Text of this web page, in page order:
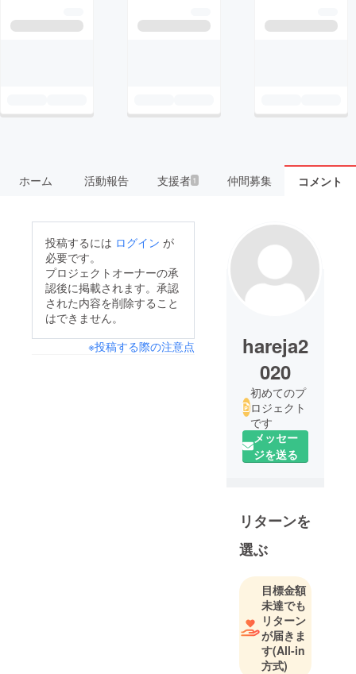
ホーム 活動報告 支援者 1 仲間募集 コメント
投稿するには ログイン が
必要です。
プロジェクトオーナーの承
認後に掲載されます。承認
された内容を削除すること
はできません。
※投稿する際の注意点
hareja2
020
初めてのプ
ロジェクト
です
メッセー
ジを送る
リターンを
選ぶ
目標金額
未達でも
リターン
が届きま
す(All-in
方式)